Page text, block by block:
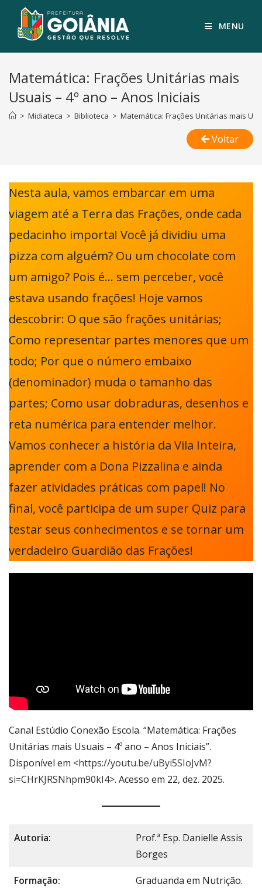
MENU
Matemática: Frações Unitárias mais
Usuais – 4º ano – Anos Iniciais
> Midiateca > Biblioteca > Matemática: Frações Unitárias mais
Voltar
Nesta aula, vamos embarcar em uma
viagem até a Terra das Frações, onde cada
pedacinho importa! Você já dividiu uma
pizza com alguém? Ou um chocolate com
um amigo? Pois é… sem perceber, você
estava usando frações! Hoje vamos
descobrir: O que são frações unitárias;
Como representar partes menores que um
todo; Por que o número embaixo
(denominador) muda o tamanho das
partes; Como usar dobraduras, desenhos e
reta numérica para entender melhor.
Vamos conhecer a história da Vila Inteira,
aprender com a Dona Pizzalina e ainda
fazer atividades práticas com papel! No
final, você participa de um super Quiz para
testar seus conhecimentos e se tornar um
verdadeiro Guardião das Frações!
Canal Estúdio Conexão Escola. “Matemática: Frações
Unitárias mais Usuais – 4º ano – Anos Iniciais”.
Disponível em <https://youtu.be/uByi5SIoJvM?
si=CHrKJRSNhpm90kI4>. Acesso em 22, dez. 2025.
Autoria:
Prof.ª Esp. Danielle Assis
Borges
Formação: Graduanda em Nutrição.